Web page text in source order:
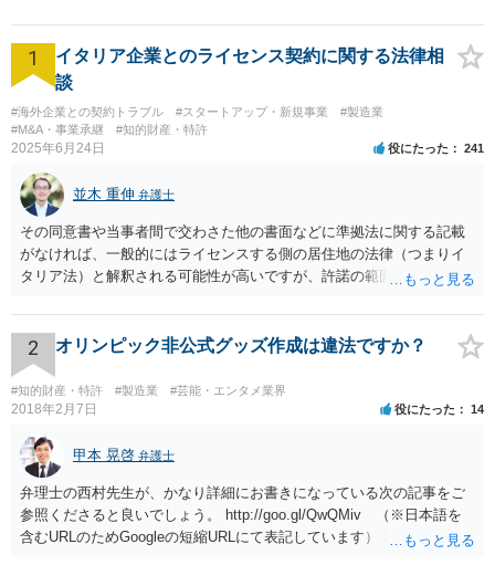
対応可能】
1
イタリア企業とのライセンス契約に関する法律相
談
#海外企業との契約トラブル #スタートアップ・新規事業
#製造業
#M&A・事業承継
#知的財産・特許
2025年6月24日 役にたった 241
並木 重伸 弁護士
その同意書や当事者間で交わさた他の書面などに準拠法に関する記載
がなければ、一般的にはライセンスする側の居住地の法律（つまりイ
タリア法）と解釈される可能性が高いですが、許諾の範囲が日本国内
あります。 なお、仮に日本法になるとしても、新しい会社との間で契
約が有効かどうかは、ライセンスされた権利の種類（著作権、商標
権、特許権など）や契約の時期などを見て判断する必要があります。
いずれにせよ具体的事情が分からないと確定的な回答は難しいと思わ
れますので、弁護士に直接相談されることをお勧めします。
2 オリンピック非公式グッズ作成は違法ですか？
#知的財産・特許 #製造業 #芸能・エンタメ業界
2018年2月7日 役にたった 14
甲本 晃啓 弁護士
弁理士の西村先生が、かなり詳細にお書きになっている次の記事をご
参照くださると良いでしょう。 http://goo.gl/QwQMiv （※日本語を
含むURLのためGoogleの短縮URLにて表記しています） 私も同先生と